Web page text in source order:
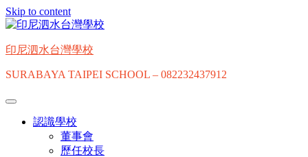
Skip to content
印尼泗水台灣學校
SURABAYA TAIPEI SCHOOL – 082232437912
認識學校
董事會
歷任校長